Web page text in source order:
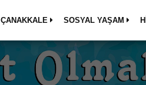
ÇANAKKALE SOSYAL YAŞAM